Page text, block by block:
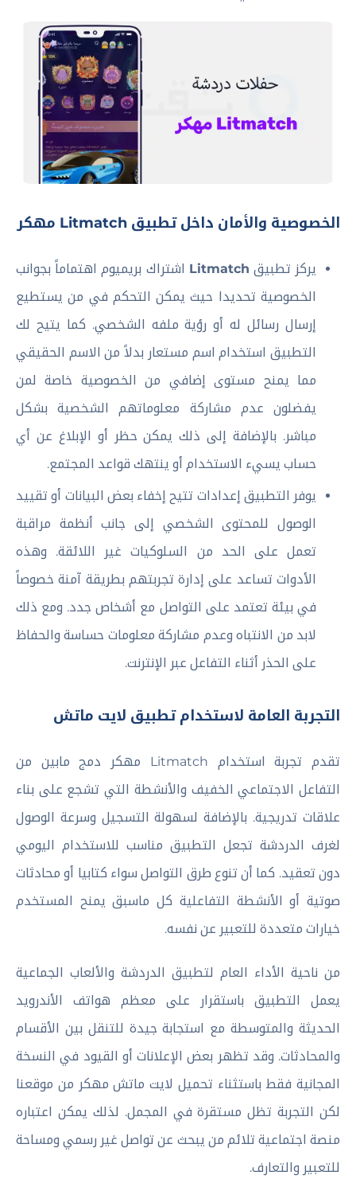
الخصوصية والأمان داخل تطبيق Litmatch مهكر
يركز تطبيق Litmatch اشتراك بريميوم اهتماماً بجوانب
الخصوصية تحديدا حيث يمكن التحكم في من يستطيع
إرسال رسائل له أو رؤية ملفه الشخصي. كما يتيح لك
التطبيق استخدام اسم مستعار بدلاً من الاسم الحقيقي
مما يمنح مستوى إضافي من الخصوصية خاصة لمن
يفضلون عدم مشاركة معلوماتهم الشخصية بشكل
مباشر. بالإضافة إلى ذلك يمكن حظر أو الإبلاغ عن أي
حساب يسيء الاستخدام أو ينتهك قواعد المجتمع.
يوفر التطبيق إعدادات تتيح إخفاء بعض البيانات أو تقييد
الوصول للمحتوى الشخصي إلى جانب أنظمة مراقبة
تعمل على الحد من السلوكيات غير اللائقة. وهذه
الأدوات تساعد على إدارة تجربتهم بطريقة آمنة خصوصاً
في بيئة تعتمد على التواصل مع أشخاص جدد. ومع ذلك
لابد من الانتباه وعدم مشاركة معلومات حساسة والحفاظ
على الحذر أثناء التفاعل عبر الإنترنت.
التجربة العامة لاستخدام تطبيق لايت ماتش
تقدم تجربة استخدام Litmatch مهكر دمج مابين من
التفاعل الاجتماعي الخفيف والأنشطة التي تشجع على بناء
علاقات تدريجية. بالإضافة لسهولة التسجيل وسرعة الوصول
لغرف الدردشة تجعل التطبيق مناسب للاستخدام اليومي
دون تعقيد. كما أن تنوع طرق التواصل سواء كتابيا أو محادثات
صوتية أو الأنشطة التفاعلية كل ماسبق يمنح المستخدم
خيارات متعددة للتعبير عن نفسه.
من ناحية الأداء العام لتطبيق الدردشة والألعاب الجماعية
يعمل التطبيق باستقرار على معظم هواتف الأندرويد
الحديثة والمتوسطة مع استجابة جيدة للتنقل بين الأقسام
والمحادثات. وقد تظهر بعض الإعلانات أو القيود في النسخة
المجانية فقط باستثناء تحميل لايت ماتش مهكر من موقعنا
لكن التجربة تظل مستقرة في المجمل. لذلك يمكن اعتباره
منصة اجتماعية تلائم من يبحث عن تواصل غير رسمي ومساحة
للتعبير والتعارف.